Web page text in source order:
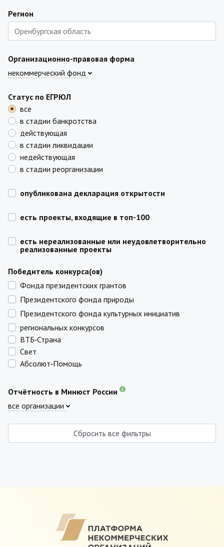
Регион
Организационно-правовая форма
некоммерческий фонд
Статус по ЕГРЮЛ
все
в стадии банкротства
действующая
в стадии ликвидации
недействующая
в стадии реорганизации
опубликована декларация открытости
есть проекты, входящие в топ-100
есть нереализованные или неудовлетворительно
реализованные проекты
Победитель конкурса(ов)
Фонда президентских грантов
Президентского фонда природы
Президентского фонда культурных инициатив
региональных конкурсов
ВТБ‑Страна
Свет
Абсолют‑Помощь
Отчётность в Минюст России
все организации
Сбросить все фильтры